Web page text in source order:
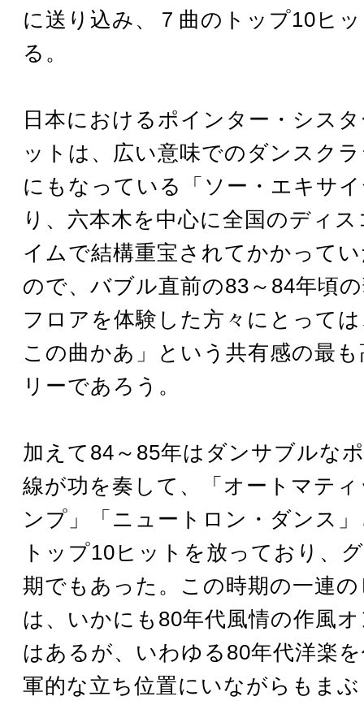
に送り込み、７曲のトップ10ヒ
る。
日本におけるポインター・シス
ットは、広い意味でのダンスク
にもなっている「ソー・エキサ
り、六本木を中心に全国のディ
イムで結構重宝されてかかって
ので、バブル直前の83～84年頃
フロアを体験した方々にとって
この曲かあ」という共有感の最
リーであろう。
加えて84～85年はダンサブルな
線が功を奏して、「オートマテ
ンプ」「ニュートロン・ダンス
トップ10ヒットを放っており、
期でもあった。この時期の一連
は、いかにも80年代風情の作風
はあるが、いわゆる80年代洋楽
軍的な立ち位置にいながらもま